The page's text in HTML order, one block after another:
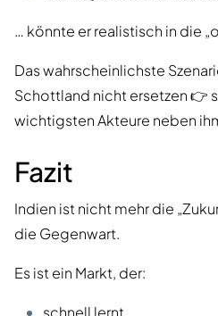
… könnte er realistisch in die
Das wahrscheinlichste
Schottland nicht ersetzen 👉
wichtigsten Akteure neben
Fazit
Indien ist nicht mehr die
die Gegenwart.
Es ist ein Markt, der:
schnell lernt